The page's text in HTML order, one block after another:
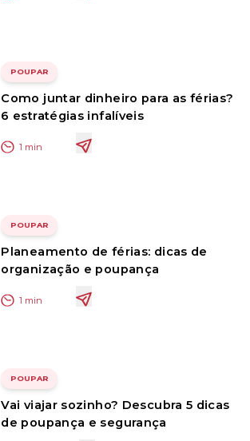
POUPAR
Como juntar dinheiro para as férias?
6 estratégias infalíveis
1 min
POUPAR
Planeamento de férias: dicas de
organização e poupança
1 min
POUPAR
Vai viajar sozinho? Descubra 5 dicas
de poupança e segurança